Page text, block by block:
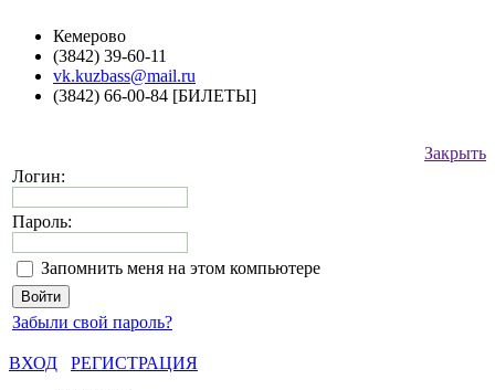
Кемерово
(3842) 39-60-11
vk.kuzbass@mail.ru
(3842) 66-00-84 [БИЛЕТЫ]
Закрыть
Логин:
Пароль:
Запомнить меня на этом компьютере
Забыли свой пароль?
ВХОД
РЕГИСТРАЦИЯ